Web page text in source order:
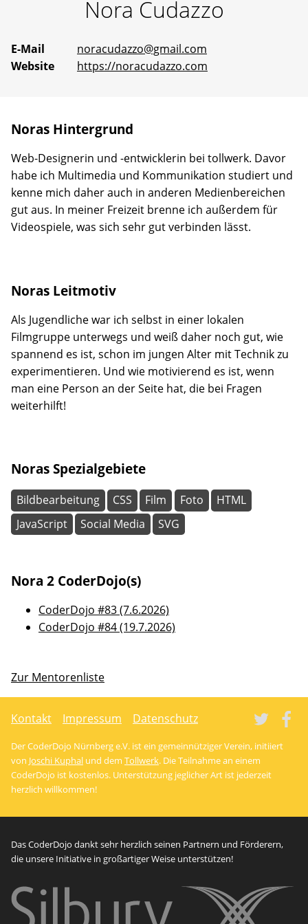
Erfahrene
Mentoren
um
gemeinsam
oder
vorgeschlagene
Wirklichkeit
werden
zu
lassen.
Nora Cudazzo
E-Mail
noracudazzo@gmail.com
Website
https://noracudazzo.com
Noras Hintergrund
Web-Designerin und -entwicklerin bei tollwerk. Davor
habe ich Multimedia und Kommunikation studiert und
kenne mich daher auch in anderen Medienbereichen
gut aus. In meiner Freizeit brenne ich außerdem für
Videospiele, was sich sehr gut verbinden lässt.
Noras Leitmotiv
Als Jugendliche war ich selbst in einer lokalen
Filmgruppe unterwegs und weiß daher noch gut, wie
spannend es ist, schon im jungen Alter mit Technik zu
experimentieren. Und wie motivierend es ist, wenn
man eine Person an der Seite hat, die bei Fragen
weiterhilft!
Noras Spezialgebiete
Bildbearbeitung CSS Film Foto
HTML
JavaScript
Social Media SVG
Nora 2 CoderDojo(s)
CoderDojo #83 (7.6.2026)
CoderDojo #84 (19.7.2026)
Zur Mentorenliste
Kontakt Impressum Datenschutz
Der CoderDojo Nürnberg e.V. ist ein gemeinnütziger Verein, initiiert
von Joschi Kuphal und dem Tollwerk. Die Teilnahme an einem
CoderDojo ist kostenlos. Unterstützung jeglicher Art ist jederzeit
herzlich willkommen!
Das CoderDojo dankt sehr herzlich seinen Partnern und Förderern,
die unsere Initiative in großartiger Weise unterstützen!